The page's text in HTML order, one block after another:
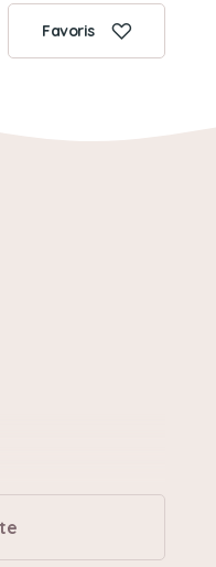
Favoris